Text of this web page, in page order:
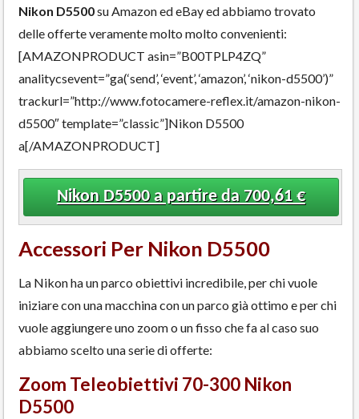
Nikon D5500su Amazon ed eBay ed abbiamo trovato
delle offerte veramente molto molto convenienti:
[AMAZONPRODUCT asin=”B00TPLP4ZQ”
analitycsevent=”ga(‘send’, ‘event’, ‘amazon’, ‘nikon-d5500’)”
trackurl=”http://www.fotocamere-reflex.it/amazon-nikon-
d5500″ template=”classic”]Nikon D5500
a[/AMAZONPRODUCT]
Nikon D5500 a partire da 700,61 €
Accessori Per Nikon D5500
La Nikon ha un parco obiettivi incredibile, per chi vuole
iniziare con una macchina con un parco già ottimo e per chi
vuole aggiungere uno zoom o un fisso che fa al caso suo
abbiamo scelto una serie di offerte:
Zoom Teleobiettivi 70-300 Nikon
D5500